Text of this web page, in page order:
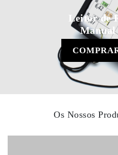
Leitor de
Manual
Os Nossos